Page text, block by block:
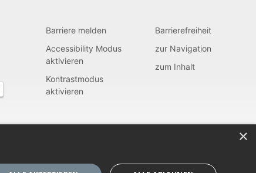
Barriere melden
Accessibility Modus
aktivieren
Kontrastmodus
aktivieren
Barrierefreiheit
zur Navigation
zum Inhalt
×